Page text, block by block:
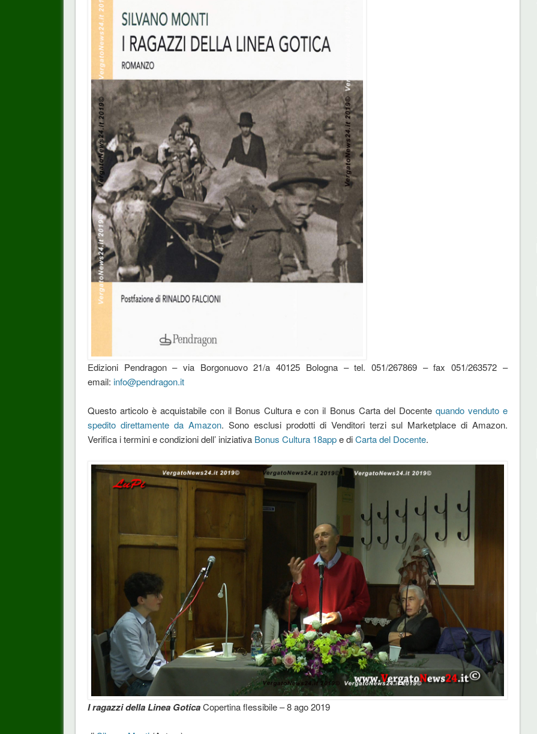
Edizioni Pendragon– via Borgonuovo 21/a 40125 Bologna – tel. 051/267869 – fax 051/263572 –
email: info@pendragon.it
Questo articolo è acquistabile con il Bonus Cultura e con il Bonus Carta del Docente quando venduto e
spedito direttamente da Amazon. Sono esclusi prodotti di Venditori terzi sul Marketplace di Amazon.
Verifica i termini e condizioni dell’ iniziativa Bonus Cultura 18appe diCarta del Docente.
I ragazzi della Linea GoticaCopertina flessibile– 8 ago 2019